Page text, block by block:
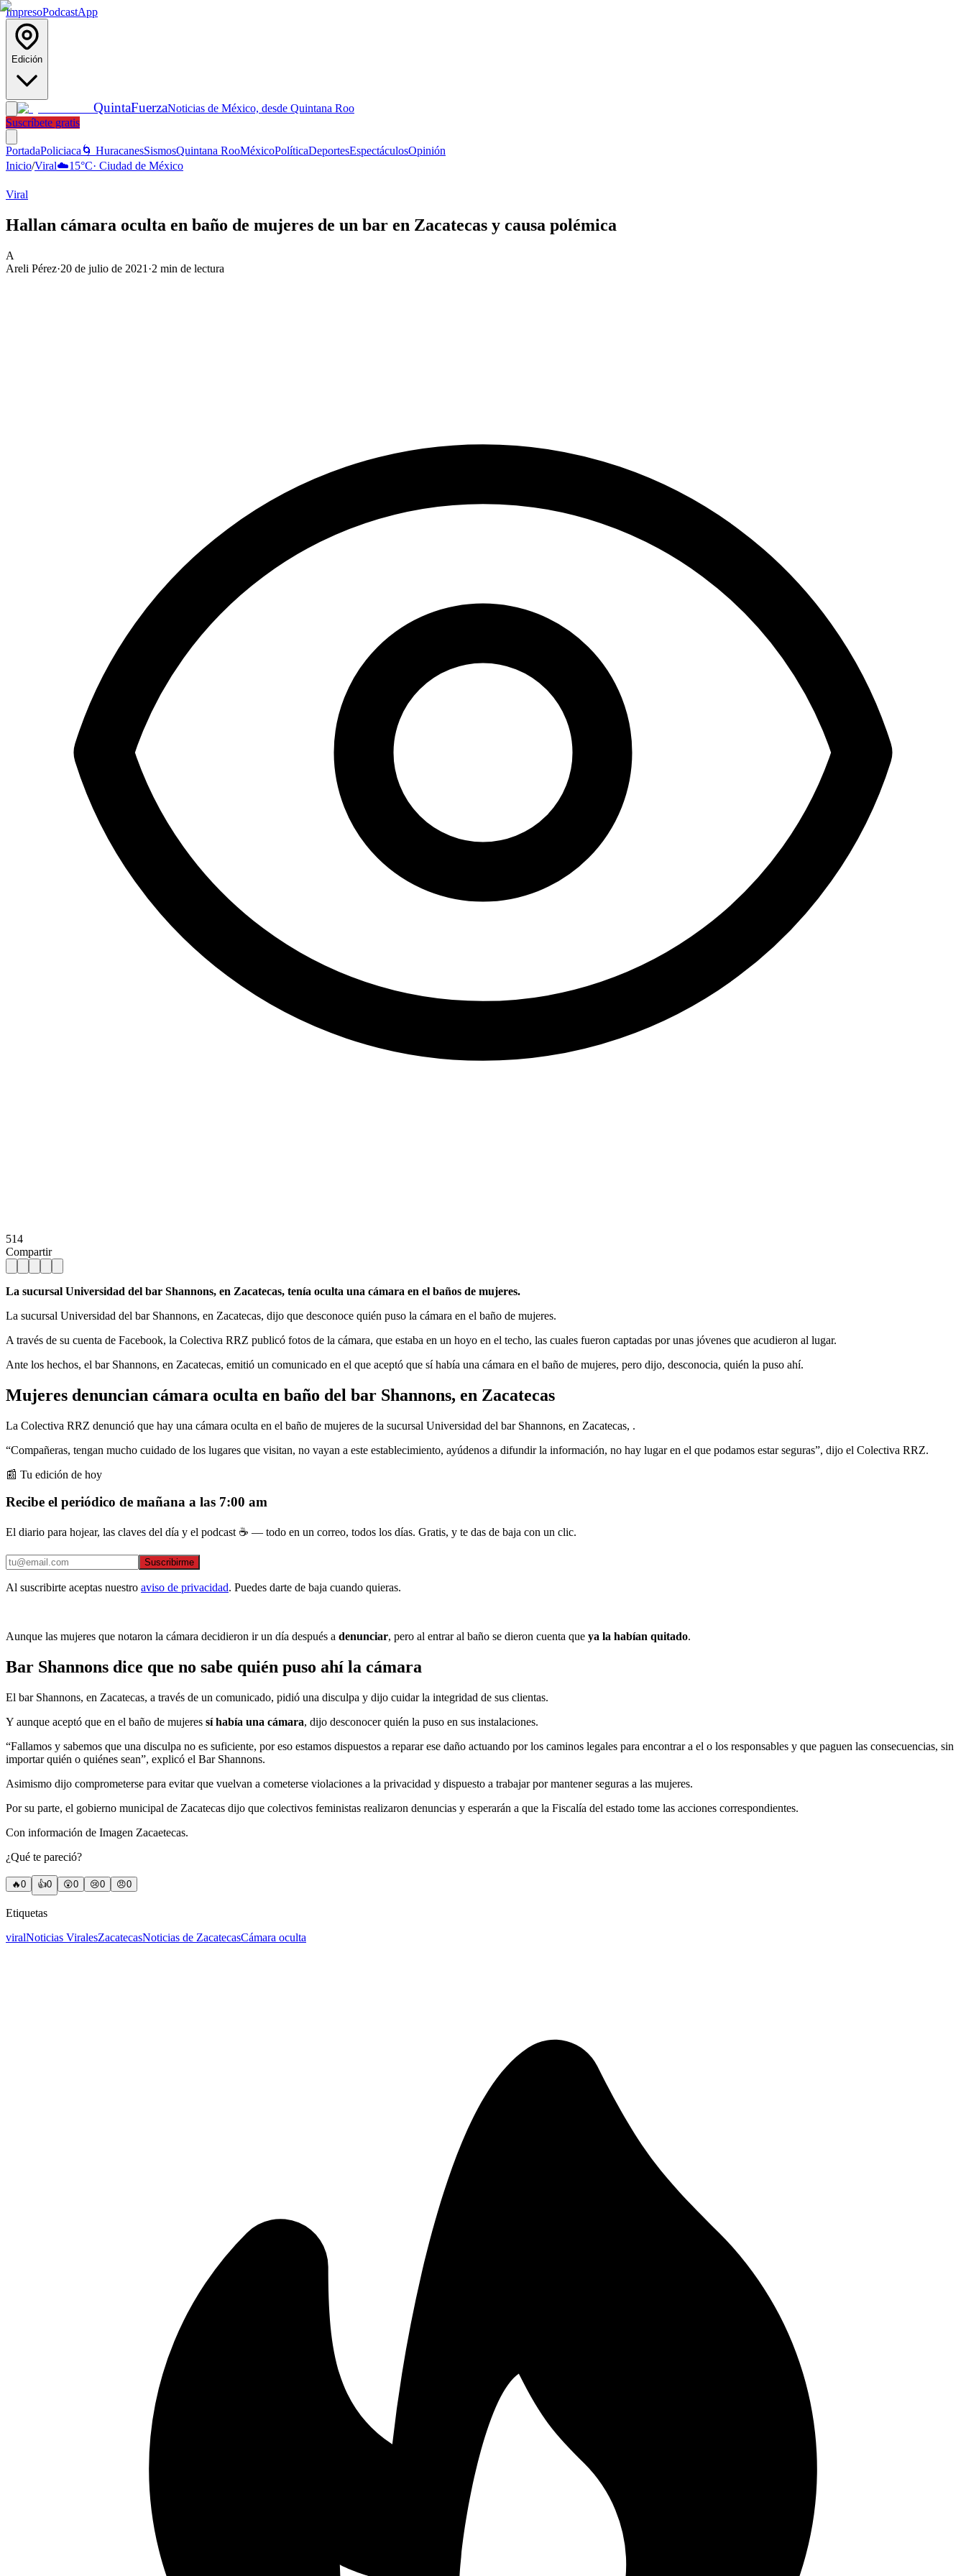
ImpresoPodcastApp
Edición
QuintaFuerzaNoticias de México, desde Quintana Roo
Suscríbete gratis
PortadaPoliciaca 🌀 HuracanesSismosQuintana RooMéxicoPolíticaDeportesEspectáculosOpinión
Inicio/Viral☁️15°C· Ciudad de México
Viral
Hallan cámara oculta en baño de mujeres de un bar en Zacatecas y causa polémica
A
Areli Pérez·20 de julio de 2021 ·2 min de lectura
514
Compartir
La sucursal Universidad del bar Shannons, en Zacatecas, tenía oculta una cámara en el baños de mujeres.
La sucursal Universidad del bar Shannons, en Zacatecas, dijo que desconoce quién puso la cámara en el baño de mujeres.
A través de su cuenta de Facebook, la Colectiva RRZ publicó fotos de la cámara, que estaba en un hoyo en el techo, las cuales fueron captadas por unas jóvenes que acudieron al lugar.
Ante los hechos, el bar Shannons, en Zacatecas, emitió un comunicado en el que aceptó que sí había una cámara en el baño de mujeres, pero dijo, desconocia, quién la puso ahí.
Mujeres denuncian cámara oculta en baño del bar Shannons, en Zacatecas
La Colectiva RRZ denunció que hay una cámara oculta en el baño de mujeres de la sucursal Universidad del bar Shannons, en Zacatecas, .
“Compañeras, tengan mucho cuidado de los lugares que visitan, no vayan a este establecimiento, ayúdenos a difundir la información, no hay lugar en el que podamos estar seguras”, dijo el Colectiva RRZ.
📰 Tu edición de hoy
Recibe el periódico de mañana a las 7:00 am
El diario para hojear, las claves del día y el podcast ☕ — todo en un correo, todos los días. Gratis, y te das de baja con un clic.
Suscribirme
Al suscribirte aceptas nuestro aviso de privacidad. Puedes darte de baja cuando quieras.
Aunque las mujeres que notaron la cámara decidieron ir un día después a denunciar, pero al entrar al baño se dieron cuenta que ya la habían quitado.
Bar Shannons dice que no sabe quién puso ahí la cámara
El bar Shannons, en Zacatecas, a través de un comunicado, pidió una disculpa y dijo cuidar la integridad de sus clientas.
Y aunque aceptó que en el baño de mujeres sí había una cámara, dijo desconocer quién la puso en sus instalaciones.
“Fallamos y sabemos que una disculpa no es suficiente, por eso estamos dispuestos a reparar ese daño actuando por los caminos legales para encontrar a el o los responsables y que paguen las consecuencias, sin
importar quién o quiénes sean”, explicó el Bar Shannons.
Asimismo dijo comprometerse para evitar que vuelvan a cometerse violaciones a la privacidad y dispuesto a trabajar por mantener seguras a las mujeres.
Por su parte, el gobierno municipal de Zacatecas dijo que colectivos feministas realizaron denuncias y esperarán a que la Fiscalía del estado tome las acciones correspondientes.
Con información de Imagen Zacaetecas.
¿Qué te pareció?
🔥0 👍0 😲0 😢0 😠0
Etiquetas
viralNoticias ViralesZacatecasNoticias de ZacatecasCámara oculta